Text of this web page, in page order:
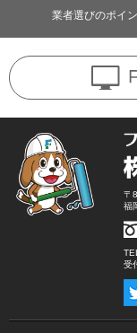
業者選びのポイ
〒
福
受